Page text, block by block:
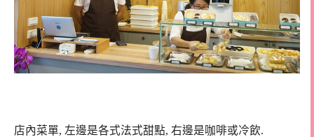
店內菜單, 左邊是各式法式甜點, 右邊是咖啡或冷飲.